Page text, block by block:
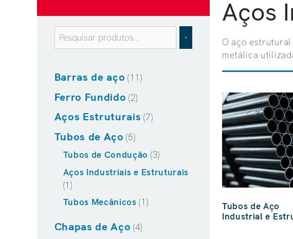
Aços
O aço
metálica
Tubos de Aço
Industrial e
Barras de aço (11)
Ferro Fundido (2)
Aços Estruturais (7)
Tubos de Aço (5)
Tubos de Condução (3)
Aços Industriais e Estruturais
(1)
Tubos Mecânicos (1)
Chapas de Aço (4)